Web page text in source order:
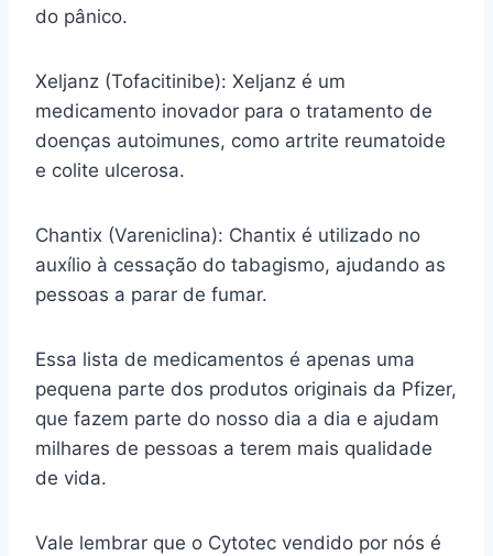
do pânico.
Xeljanz (Tofacitinibe): Xeljanz é um
medicamento inovador para o tratamento de
doenças autoimunes, como artrite reumatoide
e colite ulcerosa.
Chantix (Vareniclina): Chantix é utilizado no
auxílio à cessação do tabagismo, ajudando as
pessoas a parar de fumar.
Essa lista de medicamentos é apenas uma
pequena parte dos produtos originais da Pfizer,
que fazem parte do nosso dia a dia e ajudam
milhares de pessoas a terem mais qualidade
de vida.
Vale lembrar que o Cytotec vendido por nós é